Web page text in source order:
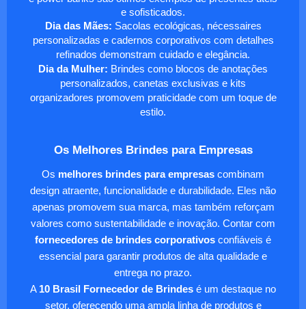
e sofisticados.
Dia das Mães: Sacolas ecológicas, nécessaires
personalizadas e cadernos corporativos com detalhes
refinados demonstram cuidado e elegância.
Dia da Mulher: Brindes como blocos de anotações
personalizados, canetas exclusivas e kits
organizadores promovem praticidade com um toque de
estilo.
Os Melhores Brindes para Empresas
Os melhores brindes para empresas combinam
design atraente, funcionalidade e durabilidade. Eles não
apenas promovem sua marca, mas também reforçam
valores como sustentabilidade e inovação. Contar com
fornecedores de brindes corporativos confiáveis é
essencial para garantir produtos de alta qualidade e
entrega no prazo.
A 10 Brasil Fornecedor de Brindes é um destaque no
setor, oferecendo uma ampla linha de produtos e